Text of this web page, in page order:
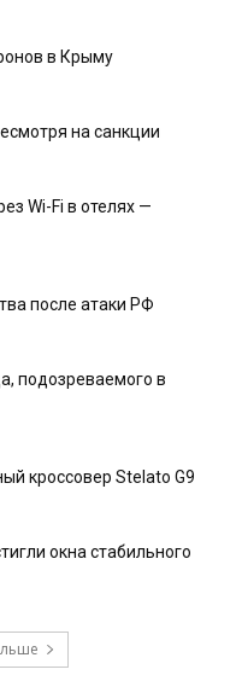
в Крыму
на санкции
Wi-Fi в отелях —
после атаки РФ
подозреваемого в
кроссовер Stelato G9
окна стабильного